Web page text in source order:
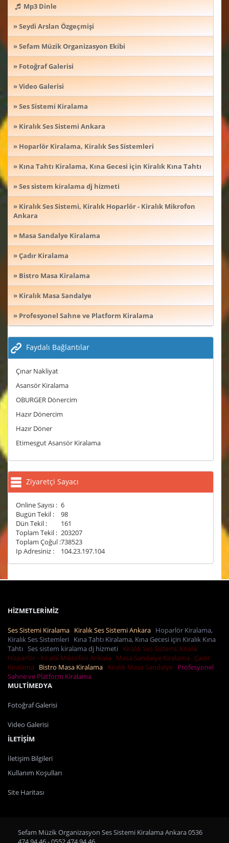
Mp3 Dinle
» Seydi Arslan Özgeçmişi
» Sefam Müzik Organizasyon Ekibi
» Fotoğraf Galerisi
» Video Galerisi
» Ses Sistemi Kiralama
» Kiralık Ses Sistemi Ankara
» Hoparlör Kiralama, Kiralık Ses Sistemleri
» Kına Tahtı Kiralama, Kına Gecesi için Kiralık Kına Tahtı
» Ses sistem kiralama dj hizmeti
» Kiralık Ses Sistemi, Kiralık Hoparlör - Kiralık Mikrofon
Ankara
» Masa Sandalye Kiralama
» Çadır Kiralama
» Bistro Masa Kiralama
» Kiralık Masa Sandalye
» Profesyonel Sahne ve Platform Kiralama
Faydalı Bağlantılar
Çınar Nakliyat
Asansör Kiralama
OBURGER Dönercim
Hazır Dönercim
Hazır Döner
Etimesgut Asansör Kiralama
Ziyaretçi Sayacı
Online Sayısı : 6
Bugün Tekil :
98
Dün Tekil :
161
Toplam Tekil : 203207
Toplam Çoğul :738523
Ip Adresiniz :
104.23.197.104
HİZMETLERİMİZ
Ses Sistemi Kiralama Kiralık Ses Sistemi Ankara Hoparlör Kiralama,
Kiralık Ses Sistemleri Kına Tahtı Kiralama, Kına Gecesi için Kiralık Kına
Tahtı Ses sistem kiralama dj hizmeti Kiralık Ses Sistemi, Kiralık
Hoparlör - Kiralık Mikrofon Ankara
Masa Sandalye Kiralama
Çadır
Kiralama
Bistro Masa Kiralama Kiralık Masa Sandalye Profesyonel
Sahne ve Platform Kiralama
MULTİMEDYA
Fotoğraf Galerisi
Video Galerisi
İLETİŞİM
İletişim Bilgileri
Kullanım Koşulları
Site Haritası
Sefam Müzik Organizasyon Ses Sistemi Kiralama Ankara 0536